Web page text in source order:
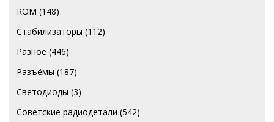
ROM (148)
Стабилизаторы (112)
Разное (446)
Разъёмы (187)
Светодиоды (3)
Советские радиодетали (542)